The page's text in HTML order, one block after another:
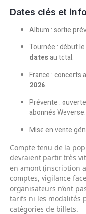
Dates clés et
Album : sortie
Tournée : début le
datesau total.
France : concerts
2026.
Prévente :
abonnés Weverse.
Mise en vente
Compte tenu de la
devraient partir très
en amont (inscription
comptes, vigilance
organisateurs n’ont
tarifs ni les modalités
catégories de billets.